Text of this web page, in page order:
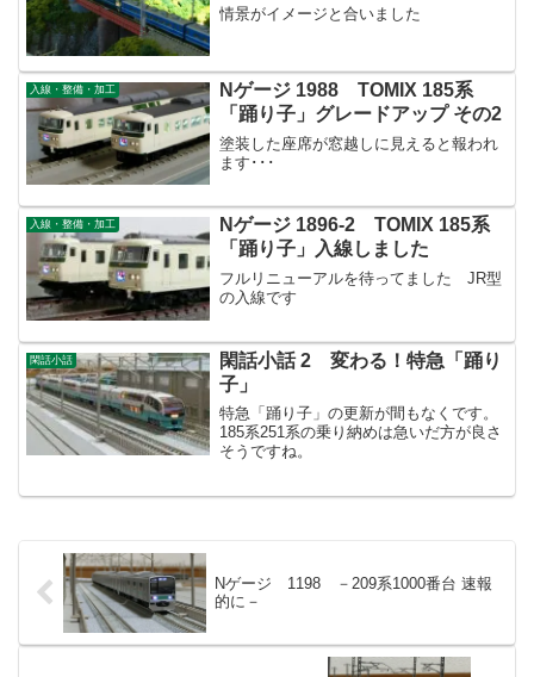
情景がイメージと合いました
入線・整備・加工
Nゲージ 1988 TOMIX 185系
「踊り子」グレードアップ その2
塗装した座席が窓越しに見えると報われ
ます･･･
入線・整備・加工
Nゲージ 1896-2 TOMIX 185系
「踊り子」入線しました
フルリニューアルを待ってました JR型
の入線です
閑話小話
閑話小話 2 変わる！特急「踊り
子」
特急「踊り子」の更新が間もなくです。
185系251系の乗り納めは急いだ方が良さ
そうですね。
Nゲージ 1198 －209系1000番台 速報
的に－